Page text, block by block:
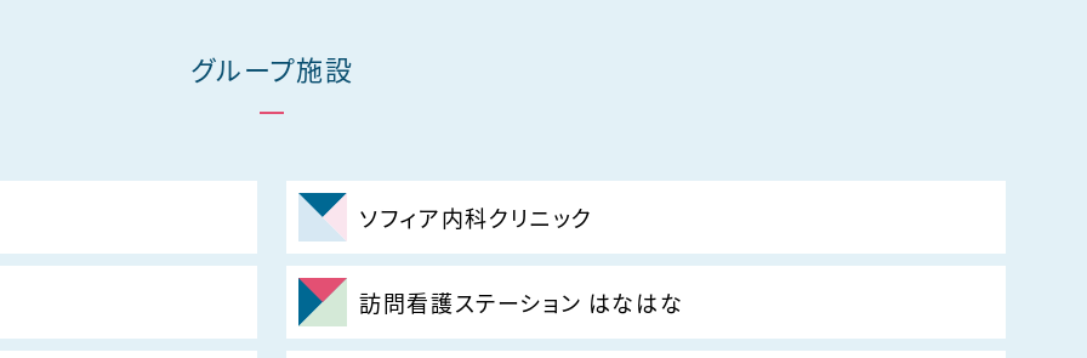
グループ施設
ソフィア内科クリニック
訪問看護ステーション はなはな